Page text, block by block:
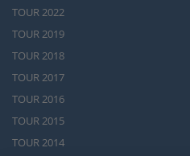
TOUR 2022
TOUR 2019
TOUR 2018
TOUR 2017
TOUR 2016
TOUR 2015
TOUR 2014